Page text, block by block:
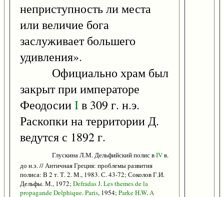
неприступность ли места
или величие бога
заслуживает большего
удивления».
Официально храм был
закрыт при императоре
ФеодосииIв 309 г. н.э.
Раскопки на территории Д.
ведутся с 1892 г.
Глускина Л.М. Дельфийский полис вIVв.
до н.э. // Античная Греция: проблемы развития
полиса: В 2 т. Т. 2. М., 1983. С. 43-72; Соколов Г.И.
Дельфы. М., 1972; DefradasJ.Lesthemesdela
propagandeDelphique.Paris, 1954; ParkeH.W.A